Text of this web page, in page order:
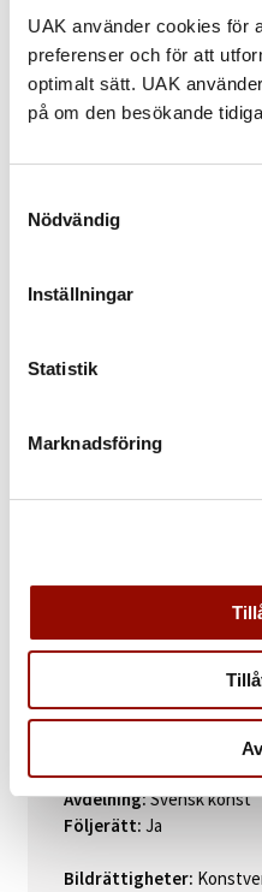
UAK använder cookies för
preferenser och för att
optimalt sätt. UAK
på om den besökande
Nödvändig
Inställningar
Statistik
Marknadsföring
236. LENNART
€ 24.000 - 29.000
(född 1936).
L. Jirlow. Olja på duk, 117 x 144
Auktionsdag:13 juni kl
Internationell
2018
Avdelning:Svensk konst
Följerätt: Ja
Bildrättigheter: